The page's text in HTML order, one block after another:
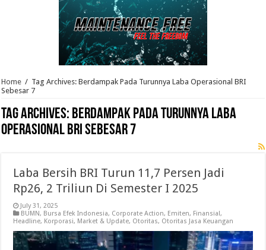
Home / Tag Archives: Berdampak Pada Turunnya Laba Operasional BRI
Sebesar 7
Tag Archives: Berdampak Pada Turunnya Laba
Operasional BRI Sebesar 7
Laba Bersih BRI Turun 11,7 Persen Jadi
Rp26, 2 Triliun Di Semester I 2025
July 31, 2025
BUMN, Bursa Efek Indonesia, Corporate Action, Emiten, Finansial,
Headline, Korporasi, Market & Update, Otoritas, Otoritas Jasa Keuangan